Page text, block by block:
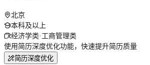
北京
本科及以上
经济学类·工商管理类
使用简历深度优化功能，快速提升简历质量
简历深度优化